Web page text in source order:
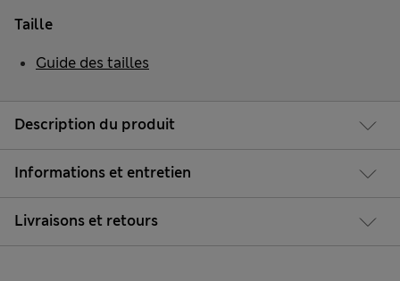
Description du produit
Informations et entretien
Livraisons et retours
Taille
Guide des tailles